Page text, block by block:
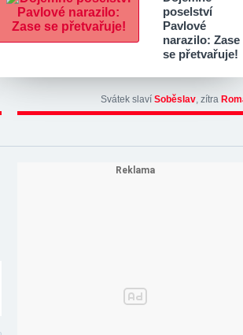
poselství
Pavlové
narazilo: Zase
se přetvařuje!
Svátek slaví Soběslav, zítra